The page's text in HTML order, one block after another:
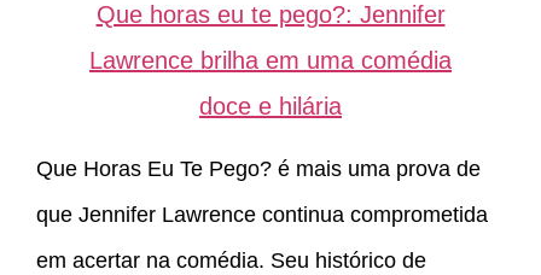
Que horas eu te pego?: Jennifer
Lawrence brilha em uma comédia
doce e hilária
Que Horas Eu Te Pego? é mais uma prova de
que Jennifer Lawrence continua comprometida
em acertar na comédia. Seu histórico de